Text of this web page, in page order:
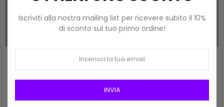
Chiusura Magnetica -
Bottone Calamita Per Borse
1,60 €
Chiusura Magnetica Per
Borse 426/5 Mm 15 Argento
Iscriviti alla nostra mailing list per ricevere subito il 10%
di sconto sul tuo primo ordine!
INVIA